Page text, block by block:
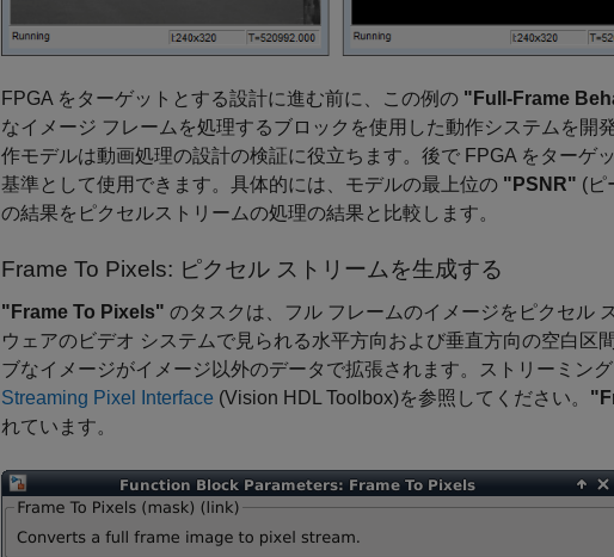
FPGA をターゲットとする設計に進む前に、この例の "Full-Frame
なイメージ フレームを処理するブロックを使用した動作システムを開
作モデルは動画処理の設計の検証に役立ちます。後で FPGA をターゲ
基準として使用できます。具体的には、モデルの最上位の "PSNR" (ピ
の結果をピクセルストリームの処理の結果と比較します。
Frame To Pixels: ピクセル ストリームを生成する
"Frame To Pixels" のタスクは、フル フレームのイメージをピクセル
ウェアのビデオ システムで見られる水平方向および垂直方向の空白区
ブなイメージがイメージ以外のデータで拡張されます。ストリーミン
Streaming Pixel Interface (Vision HDL Toolbox)を参照してください。
れています。